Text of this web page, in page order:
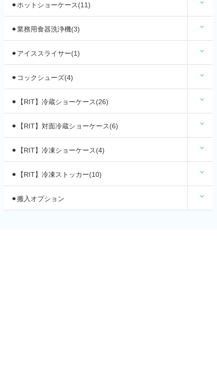
⚫︎ホットショーケース(11)
⚫︎業務用食器洗浄機(3)
⚫︎アイススライサー(1)
⚫︎コックシューズ(4)
⚫︎【RIT】冷蔵ショーケース(26)
⚫︎【RIT】対面冷蔵ショーケース(6)
⚫︎【RIT】冷凍ショーケース(4)
⚫︎【RIT】冷凍ストッカー(10)
⚫︎搬入オプション